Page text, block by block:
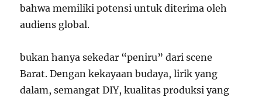
bahwa memiliki potensi untuk diterima oleh
audiens global.
bukan hanya sekedar “peniru” dari scene
Barat. Dengan kekayaan budaya, lirik yang
dalam, semangat DIY, kualitas produksi yang